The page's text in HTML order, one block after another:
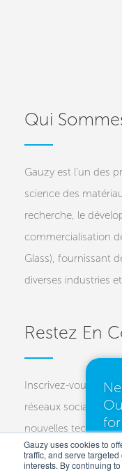
Gauzy uses cookies to
traffic, and serve
interests. By continuing
Qui
Gauzy est l’un des
science des
recherche, le
commercialisation
Glass), fournissant
diverses industries
Restez En
Inscrivez-vous à
réseaux sociaux
nouvelles
Investors